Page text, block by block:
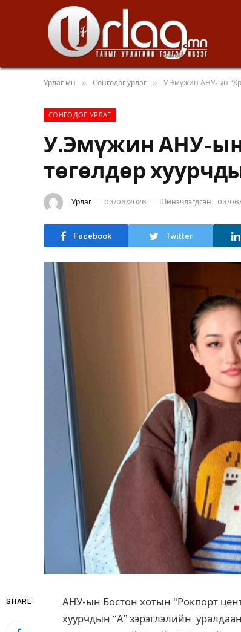
Урлаг.мн » Сонгодог урлаг » У.Эмүжин АНУ-ын
СОНГОДОГ УРЛАГ
У.Эмүжин АНУ-
төгөлдөр
Урлаг 03/06/2026 Шинэчлэгдсэн: 03/
Facebook Twitter
SHARE
АНУ-ын Бостон хотын “Рокпорт
хуурчдын “А” зэрэглэлийн